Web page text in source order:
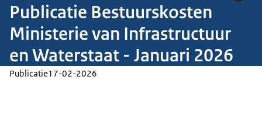
Publicatie Bestuurskosten
Ministerie van Infrastructuur
en Waterstaat - Januari 2026
Publicatie17-02-2026